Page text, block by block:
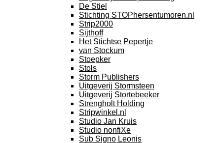
De Stiel
Stichting STOPhersentumoren.nl
Strip2000
Sijthoff
Het Stichtse Pepertje
van Stockum
Stoepker
Stols
Storm Publishers
Uitgeverij Stormsteen
Uitgeverij Stortebeeker
Strengholt Holding
Stripwinkel.nl
Studio Jan Kruis
Studio nonfiXe
Sub Signo Leonis